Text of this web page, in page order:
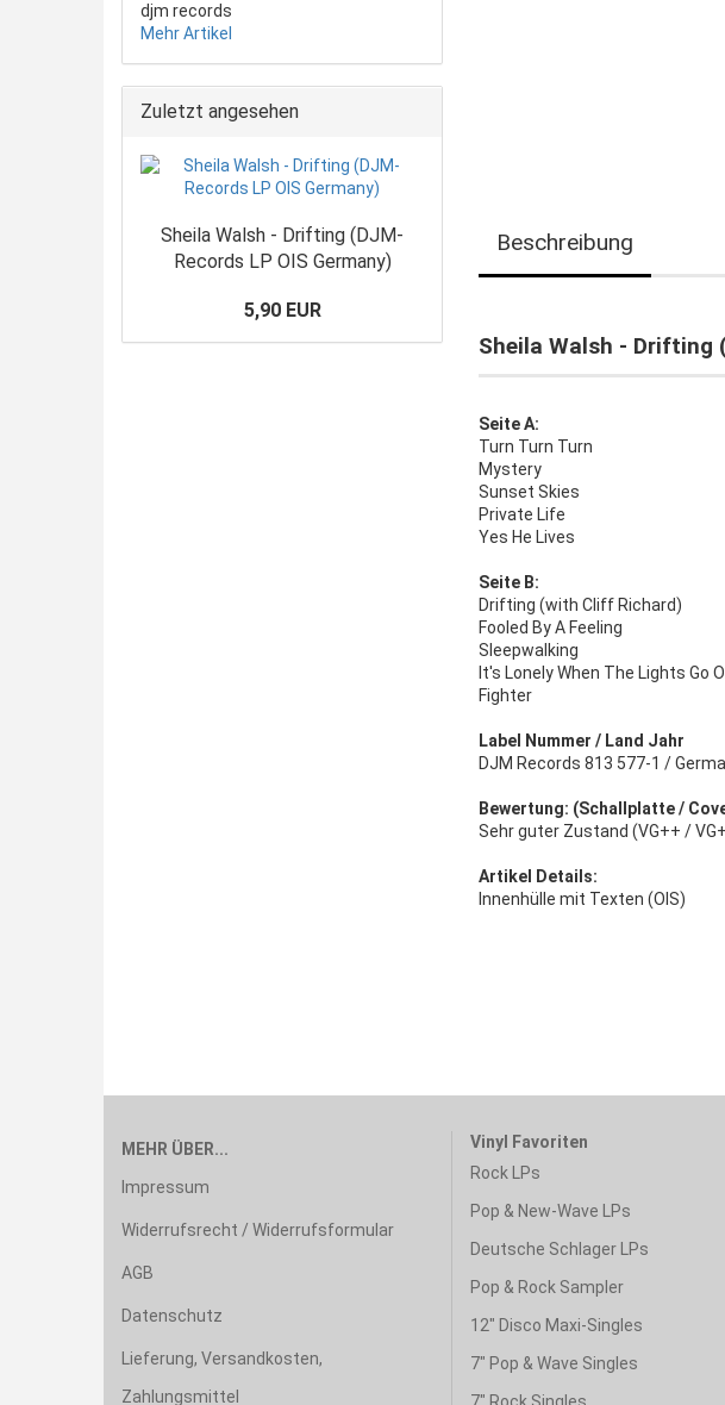
Beschreibung
Sheila Walsh - Drifting
Seite A:
Turn Turn Turn
Mystery
Sunset Skies
Private Life
Yes He Lives
Seite B:
Drifting (with Cliff Richard)
Fooled By A Feeling
Sleepwalking
It's Lonely When The Lights Go
Fighter
Label Nummer / Land Jahr
DJM Records 813 577-1 /
Bewertung: (Schallplatte /
Sehr guter Zustand (VG++ /
Artikel Details:
Innenhülle mit Texten (OIS)
djm records
Mehr Artikel
Zuletzt angesehen
Sheila Walsh - Drifting (DJM-
Records LP OIS Germany)
5,90 EUR
MEHR ÜBER...
Impressum
Widerrufsrecht / Widerrufsformular
AGB
Datenschutz
Lieferung, Versandkosten,
Zahlungsmittel
Vinyl Favoriten
Rock LPs
Pop & New-Wave LPs
Deutsche Schlager LPs
Pop & Rock Sampler
12" Disco Maxi-Singles
7" Pop & Wave Singles